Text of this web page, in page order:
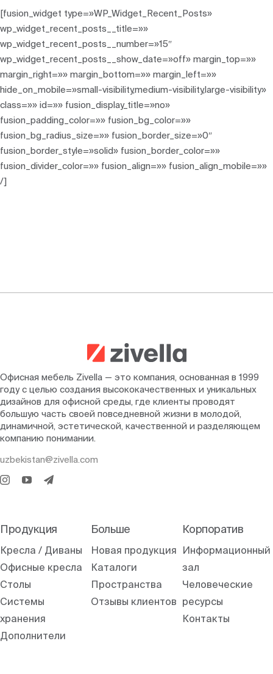
[fusion_widget type=»WP_Widget_Recent_Posts»
wp_widget_recent_posts__title=»»
wp_widget_recent_posts__number=»15″
wp_widget_recent_posts__show_date=»off» margin_top=»»
margin_right=»» margin_bottom=»» margin_left=»»
hide_on_mobile=»small-visibility,medium-visibility,large-visibility»
class=»» id=»» fusion_display_title=»no»
fusion_padding_color=»» fusion_bg_color=»»
fusion_bg_radius_size=»» fusion_border_size=»0″
fusion_border_style=»solid» fusion_border_color=»»
fusion_divider_color=»» fusion_align=»» fusion_align_mobile=»»
/]
Офисная мебель Zivella — это компания, основанная в 1999
году с целью создания высококачественных и уникальных
дизайнов для офисной среды, где клиенты проводят
большую часть своей повседневной жизни в молодой,
динамичной, эстетической, качественной и разделяющем
компанию понимании.
uzbekistan@zivella.com
Продукция
Кресла / Диваны
Офисные кресла
Столы
Системы
хранения
Дополнители
Больше
Новая продукция
Каталоги
Пространства
Отзывы клиентов
Корпоратив
Информационный
зал
Человеческие
ресурсы
Контакты